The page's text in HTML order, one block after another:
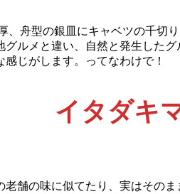
、舟型の銀皿にキャベツの千切
ルメと違い、自然と発生した
じがします。ってなわけで！
イタダキ
老舗の味に似てたり、実はその